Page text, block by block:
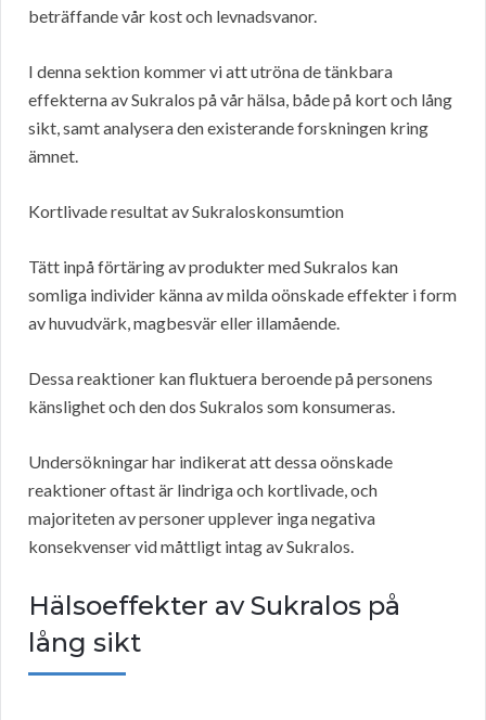
beträffande vår kost och levnadsvanor.
I denna sektion kommer vi att utröna de tänkbara
effekterna av Sukralos på vår hälsa, både på kort och lång
sikt, samt analysera den existerande forskningen kring
ämnet.
Kortlivade resultat av Sukraloskonsumtion
Tätt inpå förtäring av produkter med Sukralos kan
somliga individer känna av milda oönskade effekter i form
av huvudvärk, magbesvär eller illamående.
Dessa reaktioner kan fluktuera beroende på personens
känslighet och den dos Sukralos som konsumeras.
Undersökningar har indikerat att dessa oönskade
reaktioner oftast är lindriga och kortlivade, och
majoriteten av personer upplever inga negativa
konsekvenser vid måttligt intag av Sukralos.
Hälsoeffekter av Sukralos på
lång sikt